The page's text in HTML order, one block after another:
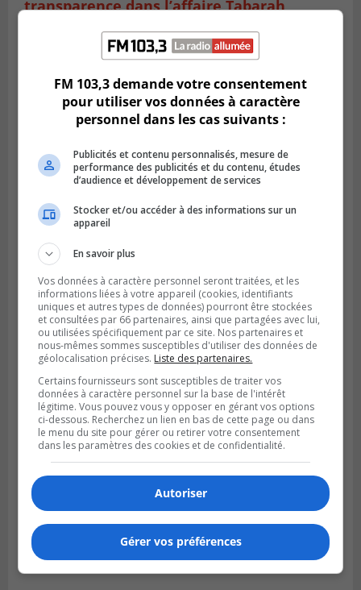
transparence dans l’affaire Tabarah
GREENFIELD PARK
Publié le 6 août 2026 à 13h45
Greenfield Park veut s’armer contre les
fortes
pluies
SAINT-HUBERT
Publié le 6 août 2026 à 09h39
Longueuil injecte 1,5 M$ pour moderniser
deux stations de pompage
FM 103,3 demande votre consentement
pour utiliser vos données à caractère
personnel dans les cas suivants :
Publicités et contenu personnalisés, mesure de
performance des publicités et du contenu, études
d’audience et développement de services
Stocker et/ou accéder à des informations sur un
appareil
En savoir plus
Vos données à caractère personnel seront traitées, et les
informations liées à votre appareil (cookies, identifiants
uniques et autres types de données) pourront être stockées
et consultées par 66 partenaires, ainsi que partagées avec lui,
ou utilisées spécifiquement par ce site. Nos partenaires et
nous-mêmes sommes susceptibles d'utiliser des données de
géolocalisation précises. Liste des partenaires.
Certains fournisseurs sont susceptibles de traiter vos
données à caractère personnel sur la base de l'intérêt
légitime. Vous pouvez vous y opposer en gérant vos options
ci-dessous. Recherchez un lien en bas de cette page ou dans
le menu du site pour gérer ou retirer votre consentement
dans les paramètres des cookies et de confidentialité.
Autoriser
Gérer vos préférences